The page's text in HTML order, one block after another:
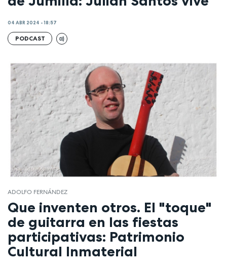
04 ABR 2024 - 18:57
PODCAST
ADOLFO FERNÁNDEZ
Que inventen otros. El "toque"
de guitarra en las fiestas
participativas: Patrimonio
Cultural Inmaterial